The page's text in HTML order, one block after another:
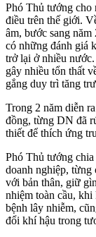
Phó Thủ tướng cho
điều trên thế giới.
âm, bước sang
có những đánh giá
trở lại ở nhiều
gây nhiều tổn thất
gắng duy trì tăng
Trong 2 năm diễn
đồng, từng DN đã
thiết để thích ứng
Phó Thủ tướng
doanh nghiệp, từng
với bản thân, giữ
nhiệm toàn cầu,
bệnh lây nhiễm,
đổi khí hậu trong